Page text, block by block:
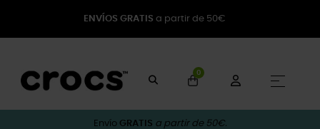
ENVÍOS GRATIS a partir de 50€
0
☰
Envío GRATIS a partir de 50€.